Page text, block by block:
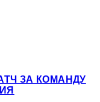
ЗА КОМАНДУ